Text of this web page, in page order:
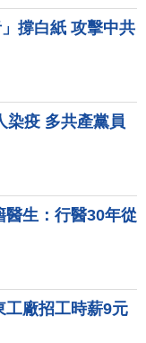
撐白紙 攻擊中共
染疫 多共產黨員
醫生：行醫30年從
工廠招工時薪9元